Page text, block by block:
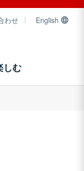
わせ English
しむ